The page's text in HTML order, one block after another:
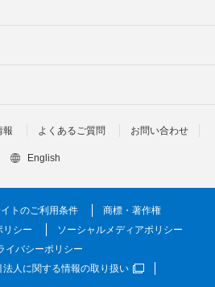
報 よくあるご質問 お問い合わせ
English
トのご利用条件
商標・著作権
リシー
ソーシャルメディアポリシー
イバシーポリシー
人に関する情報の取り扱い